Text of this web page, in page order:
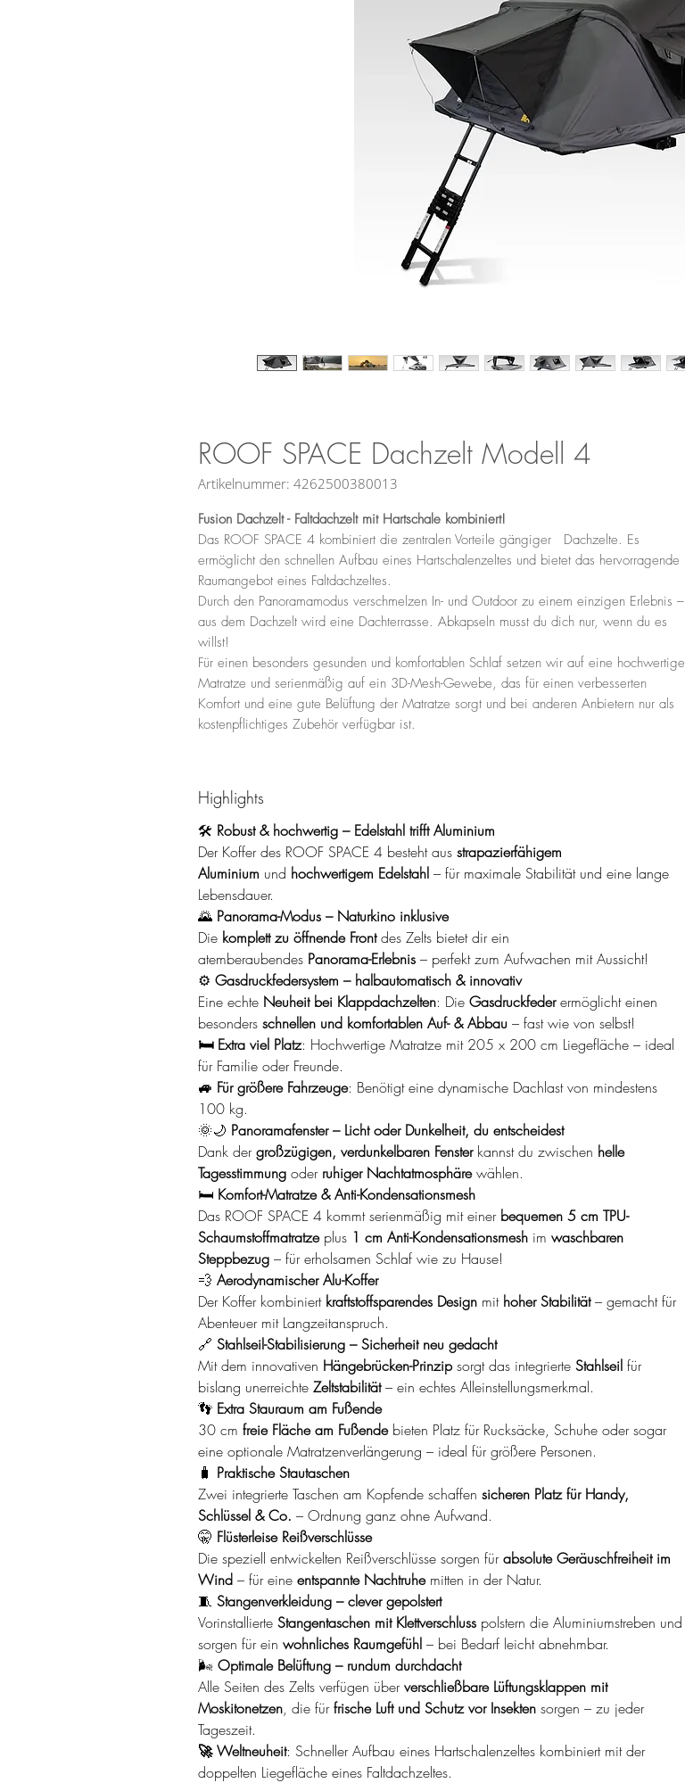
ROOF SPACE Dachzelt Modell 4
Artikelnummer: 4262500380013
Fusion Dachzelt - Faltdachzelt mit Hartschale kombiniert!
Das ROOF SPACE 4 kombiniert die zentralen Vorteile gängiger Dachzelte. Es
ermöglicht den schnellen Aufbau eines Hartschalenzeltes und bietet das hervorragende
Raumangebot eines Faltdachzeltes.
Durch den Panoramamodus verschmelzen In- und Outdoor zu einem einzigen Erlebnis –
aus dem Dachzelt wird eine Dachterrasse. Abkapseln musst du dich nur, wenn du es
willst!
Für einen besonders gesunden und komfortablen Schlaf setzen wir auf eine hochwertige
Matratze und serienmäßig auf ein 3D-Mesh-Gewebe, das für einen verbesserten
Komfort und eine gute Belüftung der Matratze sorgt und bei anderen Anbietern nur als
kostenpflichtiges Zubehör verfügbar ist.
Highlights
🛠️ Robust & hochwertig – Edelstahl trifft Aluminium
Der Koffer des ROOF SPACE 4 besteht aus strapazierfähigem
Aluminium und hochwertigem Edelstahl – für maximale Stabilität und eine lange
Lebensdauer.
🌄 Panorama-Modus – Naturkino inklusive
Die komplett zu öffnende Frontdes Zelts bietet dir ein
atemberaubendes Panorama-Erlebnis – perfekt zum Aufwachen mit Aussicht!
⚙️ Gasdruckfedersystem – halbautomatisch & innovativ
Eine echte Neuheit bei Klappdachzelten: Die Gasdruckfederermöglicht einen
besonders schnellen und komfortablen Auf- & Abbau – fast wie von selbst!
🛏️ Extra viel Platz: Hochwertige Matratze mit 205 x 200 cm Liegefläche – ideal
für Familie oder Freunde.
🚙 Für größere Fahrzeuge: Benötigt eine dynamische Dachlast von mindestens
100 kg.
🌞🌙 Panoramafenster – Licht oder Dunkelheit, du entscheidest
Dank dergroßzügigen, verdunkelbaren Fensterkannst du zwischen helle
Tagesstimmung oder ruhiger Nachtatmosphärewählen.
🛏️ Komfort-Matratze & Anti-Kondensationsmesh
Das ROOF SPACE 4 kommt serienmäßig mit einer bequemen 5 cm TPU-
Schaumstoffmatratzeplus 1 cm Anti-Kondensationsmesh im waschbaren
Steppbezug – für erholsamen Schlaf wie zu Hause!
💨 Aerodynamischer Alu-Koffer
Der Koffer kombiniert kraftstoffsparendes Design mit hoher Stabilität– gemacht für
Abenteuer mit Langzeitanspruch.
🔗 Stahlseil-Stabilisierung – Sicherheit neu gedacht
Mit dem innovativen Hängebrücken-Prinzip sorgt das integrierte Stahlseil für
bislang unerreichte Zeltstabilität– ein echtes Alleinstellungsmerkmal.
👣 Extra Stauraum am Fußende
30 cm freie Fläche am Fußendebieten Platz für Rucksäcke, Schuhe oder sogar
eine optionale Matratzenverlängerung – ideal für größere Personen.
🧳 Praktische Stautaschen
Zwei integrierte Taschen am Kopfende schaffen sicheren Platz für Handy,
Schlüssel & Co. – Ordnung ganz ohne Aufwand.
🤫 Flüsterleise Reißverschlüsse
Die speziell entwickelten Reißverschlüsse sorgen fürabsolute Geräuschfreiheit im
Wind – für eine entspannte Nachtruhemitten in der Natur.
🧵 Stangenverkleidung – clever gepolstert
Vorinstallierte Stangentaschen mit Klettverschluss polstern die Aluminiumstreben und
sorgen für ein wohnliches Raumgefühl – bei Bedarf leicht abnehmbar.
🌬️ Optimale Belüftung – rundum durchdacht
Alle Seiten des Zelts verfügen überverschließbare Lüftungsklappen mit
Moskitonetzen, die fürfrische Luft und Schutz vor Insekten sorgen – zu jeder
Tageszeit.
🚀 Weltneuheit: Schneller Aufbau eines Hartschalenzeltes kombiniert mit der
doppelten Liegefläche eines Faltdachzeltes.